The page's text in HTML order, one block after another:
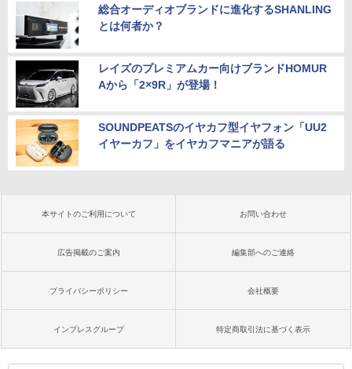
総合オーディオブランドに進化するSHANLING
とは何者か？
レイズのプレミアムカー向けブランドHOMUR
Aから「2×9R」が登場！
SOUNDPEATSのイヤカフ型イヤフォン「UU2
イヤーカフ」をイヤカフマニアが語る
本サイトのご利用について お問い合わせ
広告掲載のご案内 編集部へのご連絡
プライバシーポリシー 会社概要
インプレスグループ 特定商取引法に基づく表示